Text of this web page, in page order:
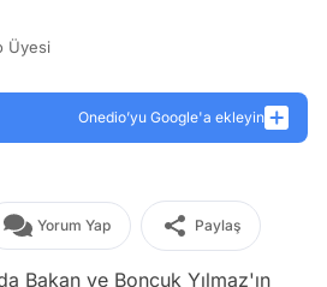
Üyesi
Onedio’yu Google'a ekleyin
Yorum Yap Paylaş
Bakan ve Boncuk Yılmaz'ın